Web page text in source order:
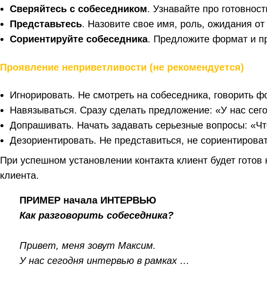
Сверяйтесь с собеседником. Узнавайте про
Представьтесь. Назовите свое имя, роль, ожидания от
Сориентируйте собеседника. Предложите формат и
Проявление неприветливости (не рекомендуется)
Игнорировать. Не смотреть на собеседника,
Навязываться. Сразу сделать предложение: «У нас
Допрашивать. Начать задавать серьезные вопросы:
Дезориентировать. Не представиться, не
При успешном установлении контакта клиент будет
клиента.
ПРИМЕР начала ИНТЕРВЬЮ
Как разговорить собеседника?
Привет, меня зовут Максим.
У нас сегодня интервью в рамках …